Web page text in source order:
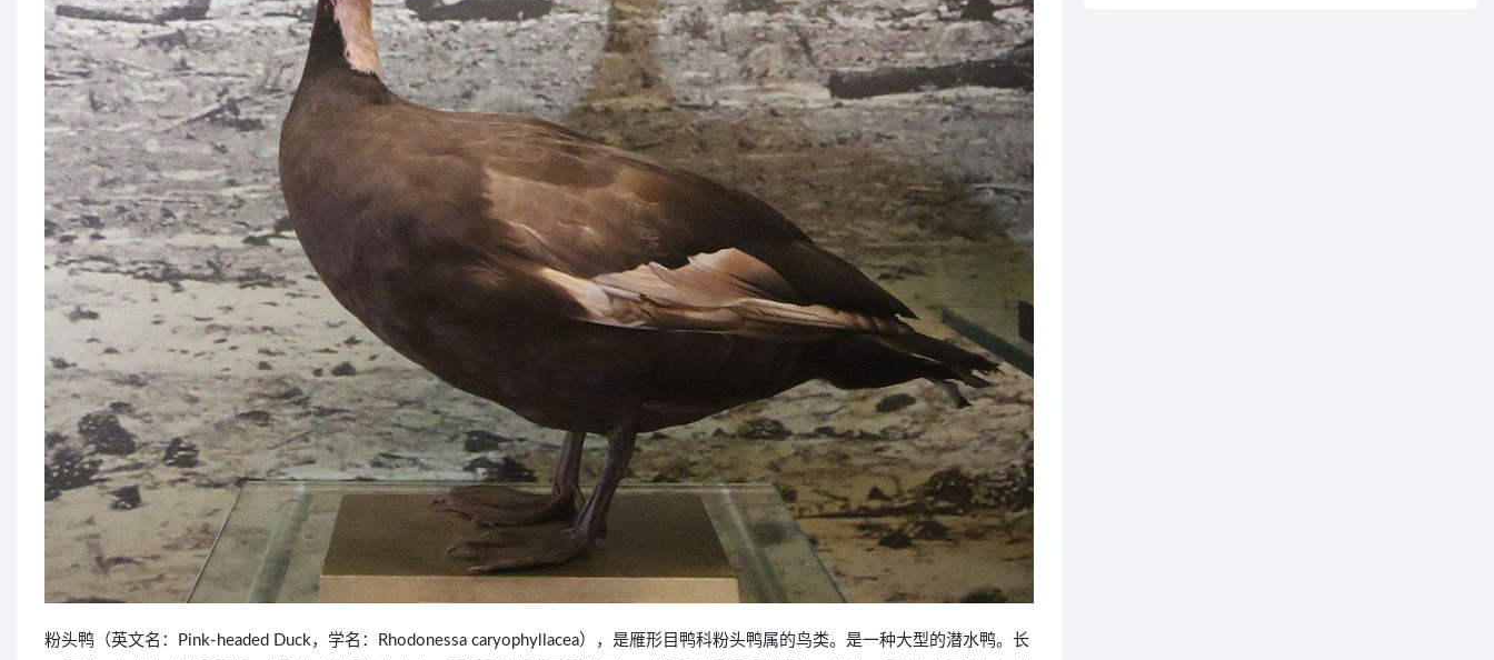
粉头鸭（英文名：Pink-headed Duck，学名：Rhodonessa caryophyllacea），是雁形目鸭科粉头鸭属的鸟类。是一种大型的潜水鸭。长